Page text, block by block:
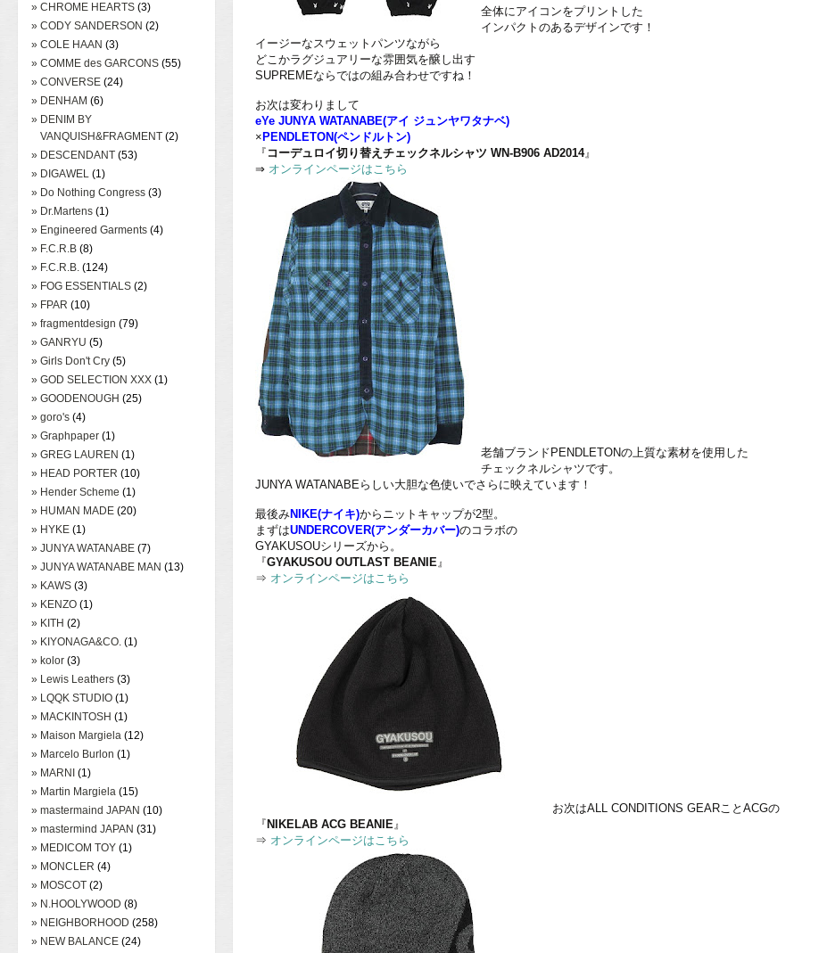
» CHROME HEARTS (3)
» CODY SANDERSON (2)
» COLE HAAN (3)
» COMME des GARCONS (55)
» CONVERSE (24)
» DENHAM (6)
» DENIM BY
VANQUISH&FRAGMENT (2)
» DESCENDANT (53)
» DIGAWEL (1)
» Do Nothing Congress (3)
» Dr.Martens (1)
» Engineered Garments (4)
» F.C.R.B (8)
» F.C.R.B. (124)
» FOG ESSENTIALS (2)
» FPAR (10)
» fragmentdesign (79)
» GANRYU (5)
» Girls Don't Cry (5)
» GOD SELECTION XXX (1)
» GOODENOUGH (25)
» goro's (4)
» Graphpaper (1)
» GREG LAUREN (1)
» HEAD PORTER (10)
» Hender Scheme (1)
» HUMAN MADE (20)
» HYKE (1)
» JUNYA WATANABE (7)
» JUNYA WATANABE MAN (13)
» KAWS (3)
» KENZO (1)
» KITH (2)
» KIYONAGA&CO. (1)
» kolor (3)
» Lewis Leathers (3)
» LQQK STUDIO (1)
» MACKINTOSH (1)
» Maison Margiela (12)
» Marcelo Burlon (1)
» MARNI (1)
» Martin Margiela (15)
» mastermaind JAPAN (10)
» mastermind JAPAN (31)
» MEDICOM TOY (1)
» MONCLER (4)
» MOSCOT (2)
» N.HOOLYWOOD (8)
» NEIGHBORHOOD (258)
» NEW BALANCE (24)
全体にアイコンをプリントした
インパクトのあるデザインです！
イージーなスウェットパンツながら
どこかラグジュアリーな雰囲気を醸し出す
SUPREMEならではの組み合わせですね！
お次は変わりまして
eYe JUNYA WATANABE(アイ ジュンヤワタナベ)
× PENDLETON(ペンドルトン)
『 コーデュロイ切り替えチェックネルシャツ WN-B906 AD2014』
⇒ オンラインページはこちら
老舗ブランドPENDLETONの上質な素材を使用した
チェックネルシャツです。
JUNYA WATANABEらしい大胆な色使いでさらに映えています！
最後みNIKE(ナイキ)からニットキャップが2型。
まずはUNDERCOVER(アンダーカバー)のコラボの
GYAKUSOUシリーズから。
『GYAKUSOU OUTLAST BEANIE』
⇒ オンラインページはこちら
お次はALL CONDITIONS GEARことACGの
『 NIKELAB ACG BEANIE』
⇒ オンラインページはこちら